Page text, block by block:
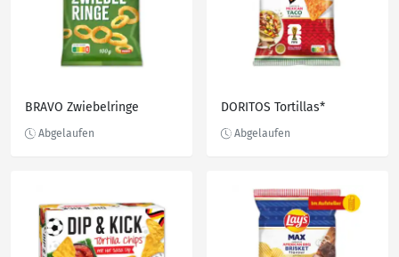
BRAVO Zwiebelringe DORITOS Tortillas*